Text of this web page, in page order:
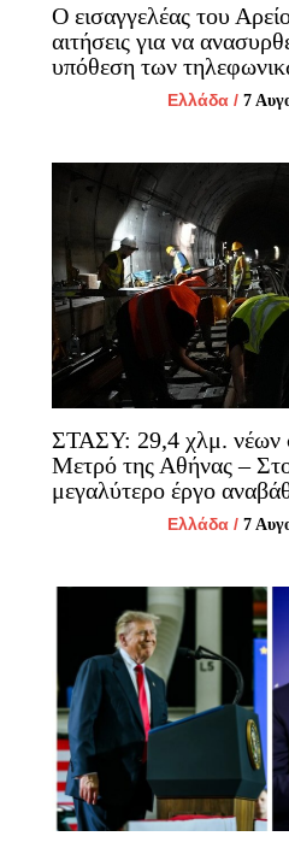
Ο εισαγγελέας του
αιτήσεις για να
υπόθεση των
Ελλάδα/ 7
ΣΤΑΣΥ: 29,4 χλμ. νέων
Μετρό της Αθήνας – Στο
μεγαλύτερο έργο
Ελλάδα/ 7